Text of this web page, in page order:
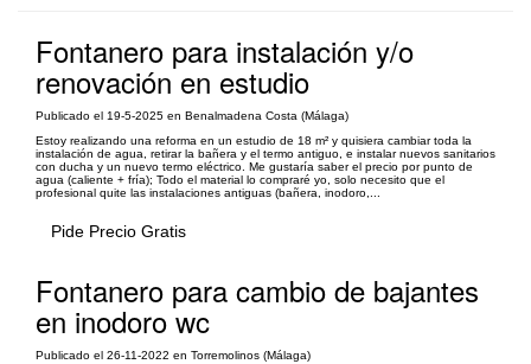
Fontanero para instalación y/o
renovación en estudio
Publicado el 19-5-2025 en Benalmadena Costa (Málaga)
Estoy realizando una reforma en un estudio de 18 m² y quisiera cambiar toda la
instalación de agua, retirar la bañera y el termo antiguo, e instalar nuevos sanitarios
con ducha y un nuevo termo eléctrico. Me gustaría saber el precio por punto de
agua (caliente + fría); Todo el material lo compraré yo, solo necesito que el
profesional quite las instalaciones antiguas (bañera, inodoro,...
Pide Precio Gratis
Fontanero para cambio de bajantes
en inodoro wc
Publicado el 26-11-2022 en Torremolinos (Málaga)